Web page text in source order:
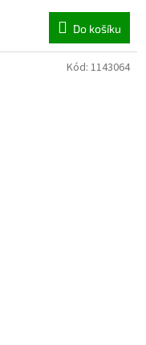
Do košíku
Kód: 1143064